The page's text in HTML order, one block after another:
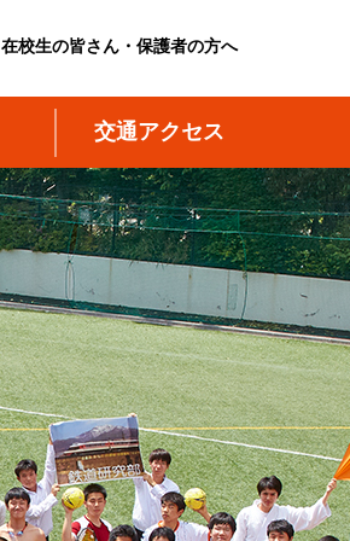
在校生の皆さん・保護者の方へ
交通アクセス